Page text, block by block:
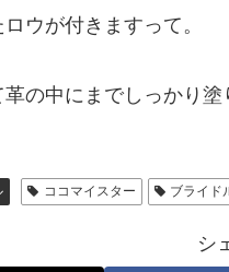
ウが付きますって。
の中にまでしっかり塗
ココマイスター ブライド
シ